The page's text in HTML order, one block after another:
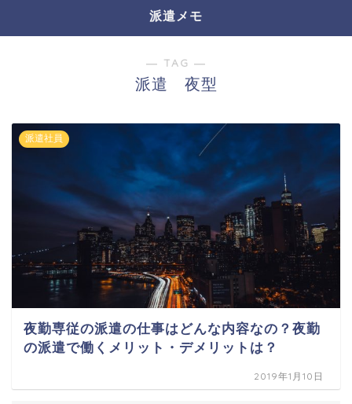
派遣メモ
― TAG ―
派遣 夜型
派遣社員
夜勤専従の派遣の仕事はどんな内容なの？夜勤
の派遣で働くメリット・デメリットは？
2019年1月10日